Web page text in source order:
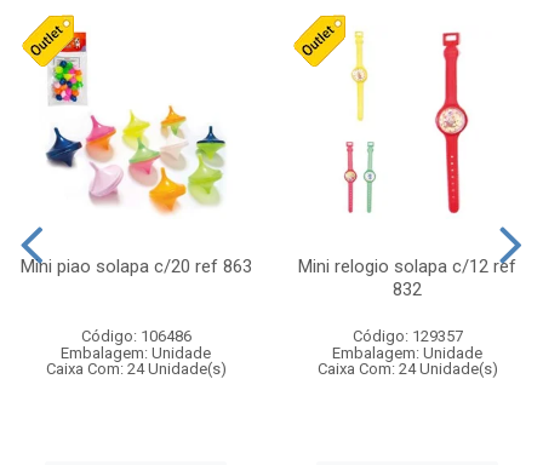
Mini piao solapa c/20 ref 863
Código: 106486
Embalagem: Unidade
Caixa Com: 24 Unidade(s)
Mini relogio solapa c/12 ref
832
Código: 129357
Embalagem: Unidade
Caixa Com: 24 Unidade(s)